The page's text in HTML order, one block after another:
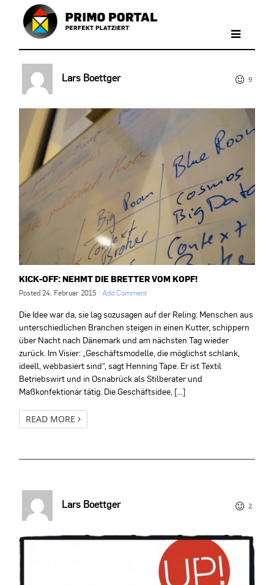
Lars Boettger 9
KICK-OFF: NEHMT DIE BRETTER VOM KOPF!
Posted24. Februar 2015 ·Add Comment
Die Idee war da, sie lag sozusagen auf der Reling: Menschen aus
unterschiedlichen Branchen steigen in einen Kutter, schippern
über Nacht nach Dänemark und am nächsten Tag wieder
zurück. Im Visier: „Geschäftsmodelle, die möglichst schlank,
ideell, webbasiert sind“, sagt Henning Tape. Er ist Textil
Betriebswirt und in Osnabrück als Stilberater und
Maßkonfektionär tätig. Die Geschäftsidee, […]
READ MORE
Lars Boettger 2